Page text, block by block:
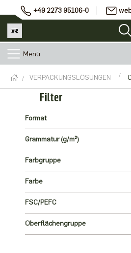
+49 2273 95106-0
Menü
VERPACKUNGSLÖSUNGEN
Filter
Format
Grammatur (g/m²)
Farbgruppe
Farbe
FSC/PEFC
Oberflächengruppe